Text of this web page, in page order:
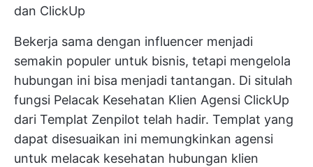
dan ClickUp
Bekerja sama dengan influencer menjadi
semakin populer untuk bisnis, tetapi mengelola
hubungan ini bisa menjadi tantangan. Di situlah
fungsi Pelacak Kesehatan Klien Agensi ClickUp
dari Templat Zenpilot telah hadir. Templat yang
dapat disesuaikan ini memungkinkan agensi
untuk melacak kesehatan hubungan klien